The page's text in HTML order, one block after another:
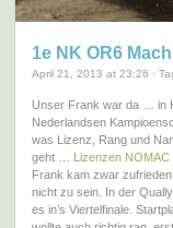
1e NK OR6
April 21, 2013 at 23:26 ·
Unser Frank war da … in
Nederlandsen
was Lizenz, Rang und
geht … Lizenzen NOMAC
Frank kam zwar
nicht zu sein. In der
es in’s Viertelfinale.